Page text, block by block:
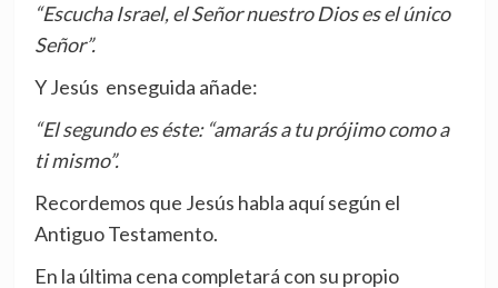
“Escucha Israel, el Señor nuestro Dios es el único
Señor”.
Y Jesús enseguida añade:
“El segundo es éste: “amarás a tu prójimo como a
ti mismo”.
Recordemos que Jesús habla aquí según el
Antiguo Testamento.
En la última cena completará con su propio